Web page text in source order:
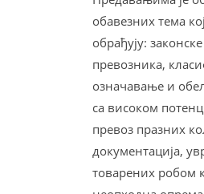
обавезних тема
обрађују:
превозника,
означавање и
са високом
превоз празних
документација,
товарених робом